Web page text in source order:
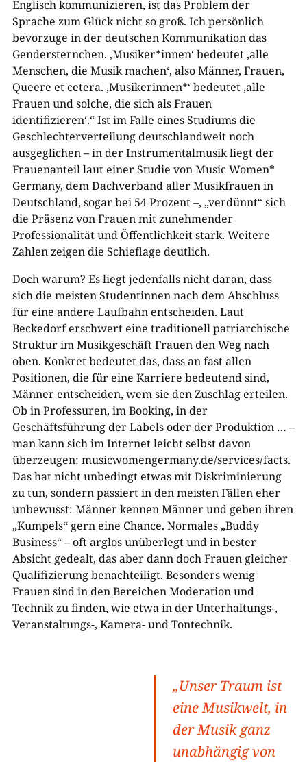
Englisch kommunizieren, ist das Problem der
Sprache zum Glück nicht so groß. Ich persönlich
bevorzuge in der deutschen Kommunikation das
Gendersternchen. ‚Musiker*innen‘ bedeutet ‚alle
Menschen, die Musik machen‘, also Männer, Frauen,
Queere et cetera. ‚Musikerinnen*‘ bedeutet ‚alle
Frauen und solche, die sich als Frauen
identifizieren‘.“ Ist im Falle eines Studiums die
Geschlechterverteilung deutschlandweit noch
ausgeglichen – in der Instrumentalmusik liegt der
Frauenanteil laut einer Studie von Music Women*
Germany, dem Dachverband aller Musikfrauen in
Deutschland, sogar bei 54 Prozent –, „verdünnt“ sich
die Präsenz von Frauen mit zunehmender
Professionalität und Öffentlichkeit stark. Weitere
Zahlen zeigen die Schieflage deutlich.
Doch warum? Es liegt jedenfalls nicht daran, dass
sich die meisten Studentinnen nach dem Abschluss
für eine andere Laufbahn entscheiden. Laut
Beckedorf erschwert eine traditionell patriarchische
Struktur im Musikgeschäft Frauen den Weg nach
oben. Konkret bedeutet das, dass an fast allen
Positionen, die für eine Karriere bedeutend sind,
Männer entscheiden, wem sie den Zuschlag erteilen.
Ob in Professuren, im Booking, in der
Geschäftsführung der Labels oder der Produktion … –
man kann sich im Internet leicht selbst davon
überzeugen: musicwomengermany.de/services/facts.
Das hat nicht unbedingt etwas mit Diskriminierung
zu tun, sondern passiert in den meisten Fällen eher
unbewusst: Männer kennen Männer und geben ihren
„Kumpels“ gern eine Chance. Normales „Buddy
Business“ – oft arglos unüberlegt und in bester
Absicht gedealt, das aber dann doch Frauen gleicher
Qualifizierung benachteiligt. Besonders wenig
Frauen sind in den Bereichen Moderation und
Technik zu finden, wie etwa in der Unterhaltungs-,
Veranstaltungs-, Kamera- und Tontechnik.
„Unser Traum ist
eine Musikwelt, in
der Musik ganz
unabhängig von